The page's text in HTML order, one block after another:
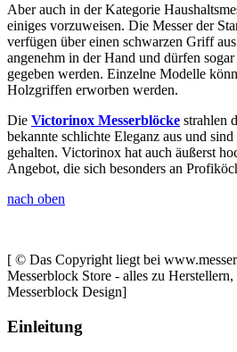
Aber auch in der Kategorie
einiges vorzuweisen. Die Messer der
verfügen über einen schwarzen Griff
angenehm in der Hand und dürfen
gegeben werden. Einzelne Modelle
Holzgriffen erworben werden.
Die Victorinox Messerblöcke strahlen
bekannte schlichte Eleganz aus und
gehalten. Victorinox hat auch äußerst
Angebot, die sich besonders an
nach oben
[ © Das Copyright liegt bei
Messerblock Store - alles zu
Messerblock Design]
Einleitung